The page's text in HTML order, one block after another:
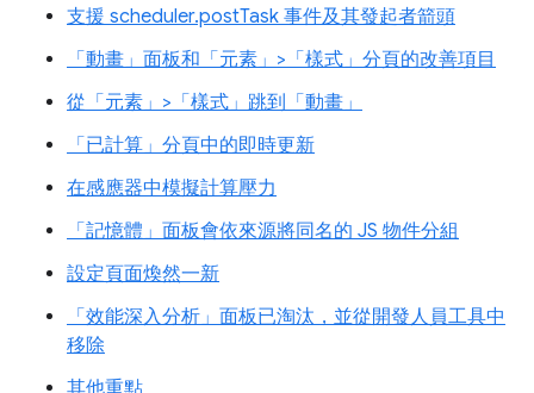
支援 scheduler.postTask 事件及其發起者箭頭
「動畫」面板和「元素」>「樣式」分頁的改善項目
從「元素」>「樣式」跳到「動畫」
「已計算」分頁中的即時更新
在感應器中模擬計算壓力
「記憶體」面板會依來源將同名的 JS 物件分組
設定頁面煥然一新
「效能深入分析」面板已淘汰，並從開發人員工具中
移除
其他重點